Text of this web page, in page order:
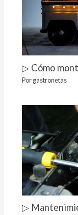
▷ Cómo
Porgastronetas
▷